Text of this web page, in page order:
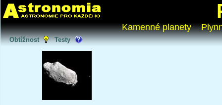
Kamenné planety
Obtížnost Testy